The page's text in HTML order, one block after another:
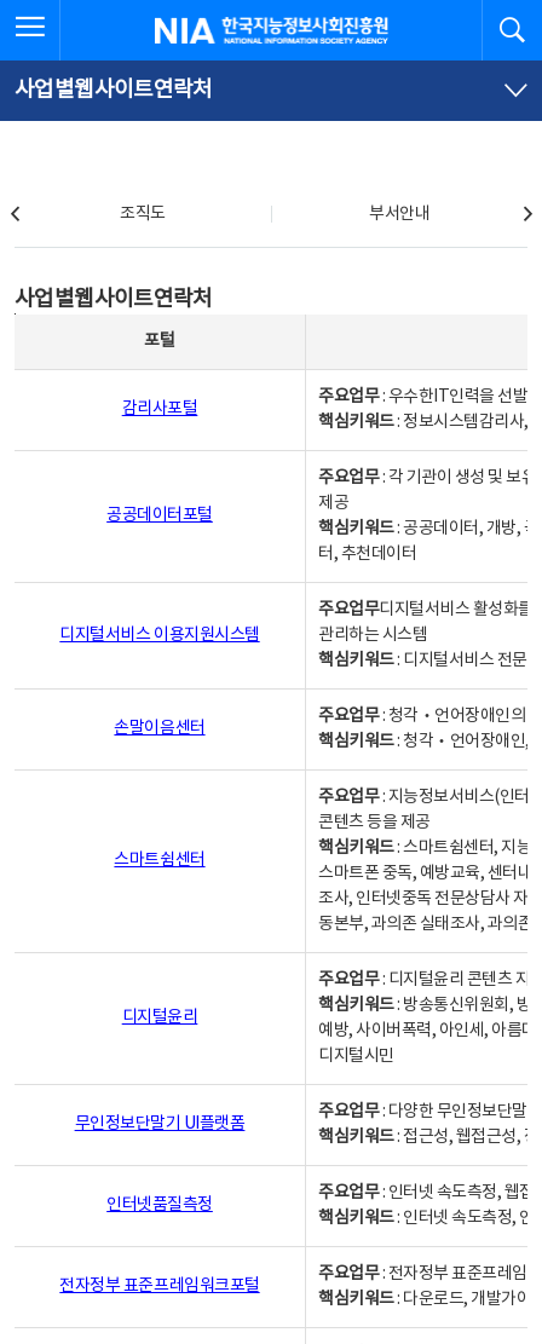
문
로
가
체
뉴
바
가
한국지능정보사회진흥원
사업별웹사이트연락처
조직도 부서안내
사업별웹사이트연락처
포털
감리사포털
주요업무: 우수한IT인력을 선발
핵심키워드: 정보시스템감리사,
공공데이터포털
주요업무: 각 기관이 생성 및 보
제공
핵심키워드: 공공데이터, 개방,
터, 추천데이터
디지털서비스 이용지원시스템
주요업무디지털서비스 활성화를
관리하는 시스템
핵심키워드: 디지털서비스 전문
손말이음센터
주요업무: 청각‧언어장애인의
핵심키워드: 청각‧언어장애인,
스마트쉼센터
주요업무: 지능정보서비스(인터
콘텐츠 등을 제공
핵심키워드: 스마트쉼센터, 지능
스마트폰 중독, 예방교육, 센터내
조사, 인터넷중독 전문상담사 자
동본부, 과의존 실태조사, 과의존
디지털윤리
주요업무: 디지털윤리 콘텐츠 지
핵심키워드: 방송통신위원회, 방
예방, 사이버폭력, 아인세, 아름
디지털시민
무인정보단말기 UI플랫폼
주요업무: 다양한 무인정보단말
핵심키워드: 접근성, 웹접근성,
인터넷품질측정
주요업무: 인터넷 속도측정, 웹접
핵심키워드: 인터넷 속도측정, 인
전자정부 표준프레임워크포털
주요업무: 전자정부 표준프레임
핵심키워드: 다운로드, 개발가이